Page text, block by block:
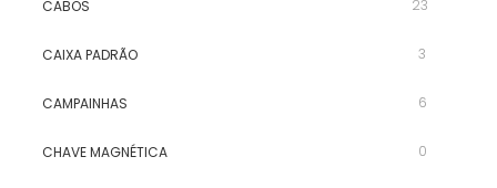
CABOS 23
CAIXA PADRÃO 3
CAMPAINHAS 6
CHAVE MAGNÉTICA 0